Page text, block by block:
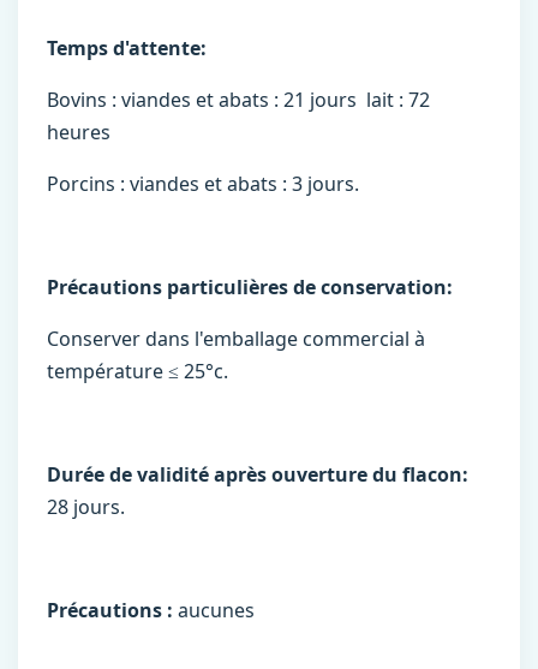
Temps d'attente:
Bovins : viandes et abats : 21 jours lait : 72
heures
Porcins : viandes et abats : 3 jours.
Précautions particulières de conservation:
Conserver dans l'emballage commercial à
température ≤ 25°c.
Durée de validité après ouverture du flacon:
28 jours.
Précautions : aucunes